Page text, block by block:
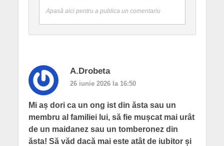
Apasă aici pentru a publica un comentariu
A.Drobeta
26 iunie 2026 la 16:50
Mi aș dori ca un ong ist din ăsta sau un
membru al familiei lui, să fie mușcat mai urât
de un maidanez sau un tomberonez din
ăsta! Să văd dacă mai este atât de iubitor și